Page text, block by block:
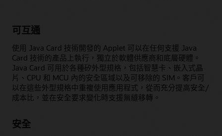
可互通
使用 Java Card 技術開發的 Applet 可以在任何支援 Java
Card 技術的產品上執行，獨立於軟體供應商和底層硬體。
Java Card 可用於各種矽外型規格，包括智慧卡、嵌入式晶
片、CPU 和 MCU 內的安全區域以及可移除的 SIM。客戶可
以在這些外型規格中重複使用應用程式，從而充分提高安全/
成本比，並在安全要求變化時支援無縫移轉。
安全